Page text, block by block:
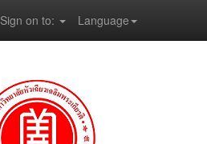
Language
Sign on to: